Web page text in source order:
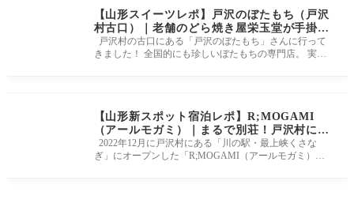
【山形スイーツレポ】戸沢のぼたもち（戸沢
村古口）｜老舗のどら焼き屋栄玉堂が手掛け
るぼたもち店
戸沢村の古口にある「戸沢のぼたもち」さんに行って
きました！ 全国的にも珍しいぼたもちの専門店。 実は
【山形新スポット宿泊レポ】R;MOGAMI
（アールモガミ）｜まるで別荘！戸沢村にオ
ープンした非日常体験ができる、新しいスタ
イルの宿
2022年12月に戸沢村にある「川の駅・最上峡くさな
ぎ」にオープンした「R;MOGAMI（アールモガミ）」